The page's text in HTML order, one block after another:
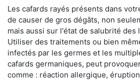
Les cafards rayés présents dans
de causer de gros dégâts, non
mais aussi sur l'état de salubrité des
Utiliser des traitements ou bien
infectés par les germes et les
cafards germaniques, peut
comme : réaction allergique,